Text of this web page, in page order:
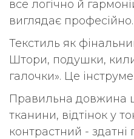
все логічно й
виглядає професійно.
Текстиль як
Штори, подушки,
галочки». Це
Правильна довжина
тканини, відтінок у
контрастний - здатні